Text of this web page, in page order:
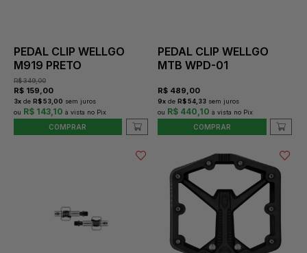
PEDAL CLIP WELLGO
M919 PRETO
R$349,00
R$ 159,00
3x de R$ 53,00 sem juros
R$ 143,10
COMPRAR
PEDAL CLIP WELLGO
MTB WPD-01
R$ 489,00
9x de R$ 54,33 sem juros
R$ 440,10
COMPRAR